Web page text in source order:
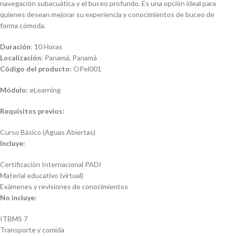
navegación subacuática y el buceo profundo. Es una opción ideal para
quienes desean mejorar su experiencia y conocimientos de buceo de
forma cómoda.
Duración: 10 Horas
Localización: Panamá, Panamá
Código del producto: OPel001
Módulo: eLearning
Requisitos previos:
Curso Básico (Aguas Abiertas)
Incluye:
Certificación Internacional PADI
Material educativo (virtual)
Exámenes y revisiones de conocimientos
No incluye:
ITBMS 7
Transporte y comida